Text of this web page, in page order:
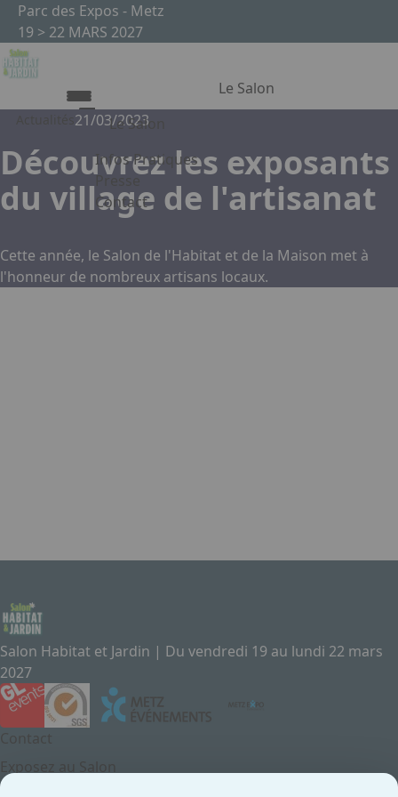
Aller au contenu principal
Parc des Expos - Metz
19 > 22 MARS 2027
Le Salon
Le Salon
Le Salon
Les secteurs du Salon Habitat & Jardin
Partenaires
Infos Pratiques
Presse
Contact
Appuyez sur Entrée pour ouvrir le lien.
21/03/2023
Découvrez les exposants
du village de l'artisanat
Cette année, le Salon de l'Habitat et de la Maison met à
l'honneur de nombreux artisans locaux.
Salon Habitat et Jardin | Du vendredi 19 au lundi 22 mars
2027
Contact
Exposez au Salon
Panneau de gestion des cookies